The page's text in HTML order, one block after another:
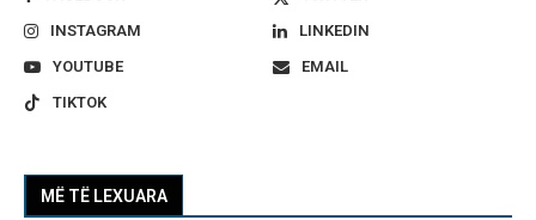
INSTAGRAM
LINKEDIN
YOUTUBE
EMAIL
TIKTOK
MË TË LEXUARA